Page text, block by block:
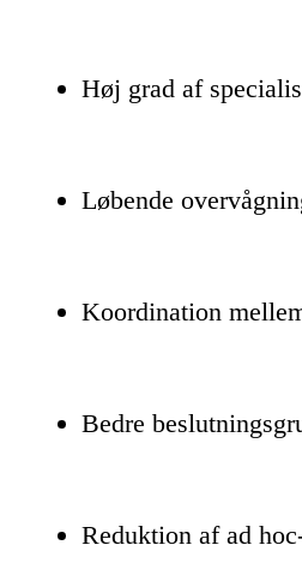
Høj grad af
Løbende
Koordination
Bedre
Reduktion af ad